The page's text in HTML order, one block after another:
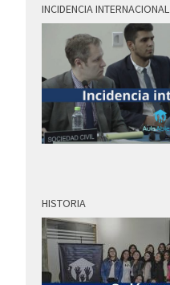
INCIDENCIA INTERNACIONAL
HISTORIA